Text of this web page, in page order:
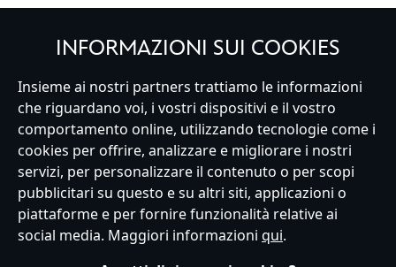
Italy
Servizio Clienti Termini d'Uso Trova Negozio
Mappa del Sito
Normativa Europea sul trattamento dei dati personali
Informativa sulla privacy
Politica dei Cookie
Informativa sulla privacy UE
Termini e Condizioni generali
Gestisci le impostazioni dei Cookies
s172 Statements
INFORMAZIONI SUI COOKIES
Insieme ai nostri partners trattiamo le informazioni
che riguardano voi, i vostri dispositivi e il vostro
comportamento online, utilizzando tecnologie come i
cookies per offrire, analizzare e migliorare i nostri
servizi, per personalizzare il contenuto o per scopi
pubblicitari su questo e su altri siti, applicazioni o
piattaforme e per fornire funzionalità relative ai
social media. Maggiori informazioni qui.